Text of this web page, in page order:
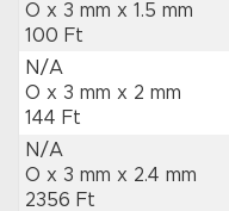
O x 3 mm x 1.5 mm
100 Ft
N/A
O x 3 mm x 2 mm
144 Ft
N/A
O x 3 mm x 2.4 mm
2356 Ft